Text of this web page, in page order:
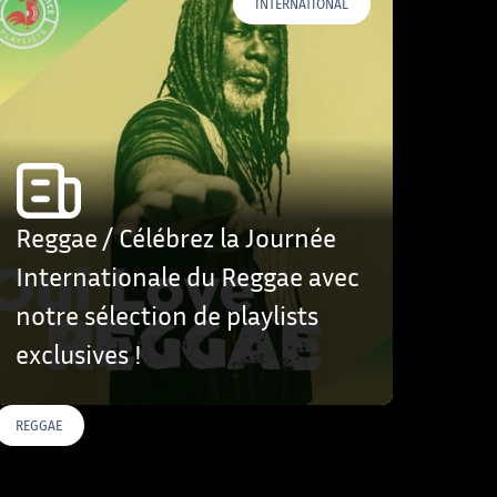
INTERNATIONAL
Reggae / Célébrez la Journée
Internationale du Reggae avec
notre sélection de playlists
exclusives !
REGGAE